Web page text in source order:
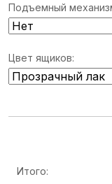
Подъемный
Цвет ящиков:
Итого: